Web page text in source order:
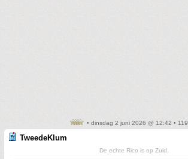
• dinsdag 2 juni 2026 @ 12:42 • 119
TweedeKlum
De echte Rico is op Zuid.